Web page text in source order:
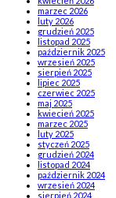
marzec 2026
luty 2026
grudzień 2025
listopad 2025
październik 2025
wrzesień 2025
sierpień 2025
lipiec 2025
czerwiec 2025
maj 2025
kwiecień 2025
marzec 2025
luty 2025
styczeń 2025
grudzień 2024
listopad 2024
październik 2024
wrzesień 2024
sierpień 2024